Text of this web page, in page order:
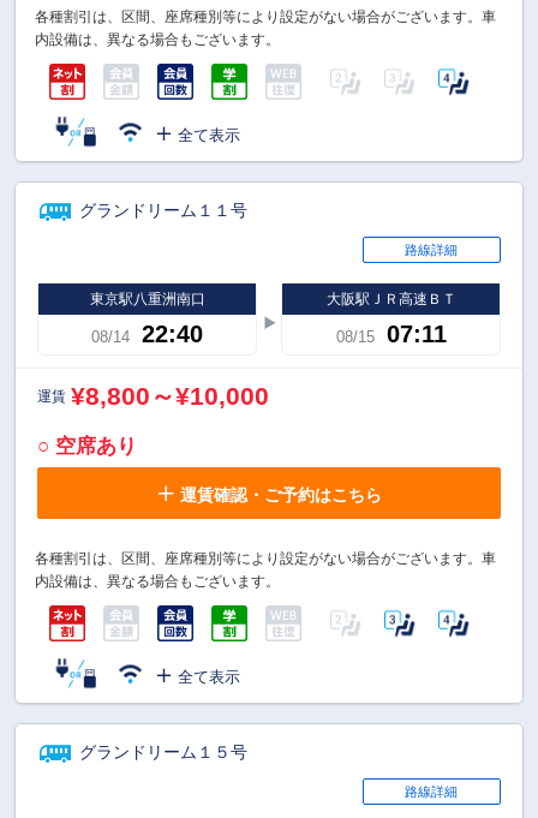
各種割引は、区間、座席種別等により設定がない場合がございます。車
内設備は、異なる場合もございます。
全て表示
グランドリーム１１号
路線詳細
東京駅八重洲南口
08/14 22:40
大阪駅ＪＲ高速ＢＴ
08/15 07:11
運賃 ¥8,800～¥10,000
○ 空席あり
運賃確認・ご予約はこちら
各種割引は、区間、座席種別等により設定がない場合がございます。車
内設備は、異なる場合もございます。
全て表示
グランドリーム１５号
路線詳細